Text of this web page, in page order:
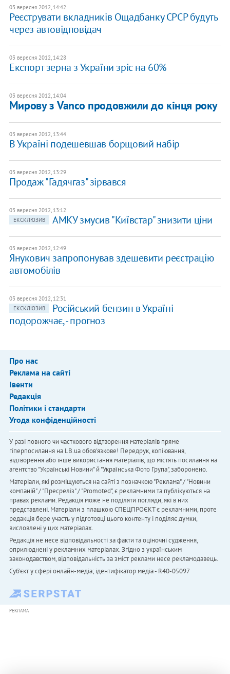
03 вересня 2012, 14:42
Реєструвати вкладників Ощадбанку СРСР будуть
через автовідповідач
03 вересня 2012, 14:28
Експорт зерна з України зріс на 60%
03 вересня 2012, 14:04
Мирову з Vanco продовжили до кінця року
03 вересня 2012, 13:44
В Україні подешевшав борщовий набір
03 вересня 2012, 13:29
Продаж "Гадячгаз" зірвався
03 вересня 2012, 13:12
ЕКСКЛЮЗИВ
АМКУ змусив "Київстар" знизити ціни
03 вересня 2012, 12:49
Янукович запропонував здешевити реєстрацію
автомобілів
03 вересня 2012, 12:31
ЕКСКЛЮЗИВ
Російський бензин в Україні
подорожчає, - прогноз
Про нас
Реклама на сайті
Івенти
Редакція
Політики і стандарти
Угода конфіденційності
У разі повного чи часткового відтворення матеріалів пряме
гіперпосилання на LB.ua обов'язкове! Передрук, копіювання,
відтворення або інше використання матеріалів, що містять посилання на
агентство "Українськi Новини" й "Українська Фото Група", заборонено.
Матеріали, які розміщуються на сайті з позначкою "Реклама" / "Новини
компаній" / "Пресреліз" / "Promoted", є рекламними та публікуються на
правах реклами. Редакція може не поділяти погляди, які в них
представлені. Матеріали з плашкою СПЕЦПРОЄКТ є рекламними, проте
редакція бере участь у підготовці цього контенту і поділяє думки,
висловлені у цих матеріалах.
Редакція не несе відповідальності за факти та оціночні судження,
оприлюднені у рекламних матеріалах. Згідно з українським
законодавством, відповідальність за зміст реклами несе рекламодавець.
Cуб'єкт у сфері онлайн-медіа; ідентифікатор медіа - R40-05097
РЕКЛАМА